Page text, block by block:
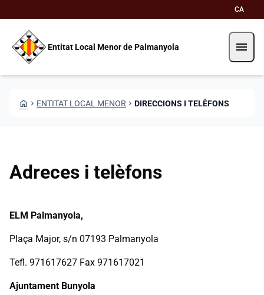
CA
Entitat Local Menor de Palmanyola menu
HOME CHEVRON_RIGHT ENTITAT LOCAL MENOR CHEVRON_RIGHT DIRECCIONS I TELÈFONS
Adreces i telèfons
ELM Palmanyola,
Plaça Major, s/n 07193 Palmanyola
Tefl. 971617627 Fax 971617021
Ajuntament Bunyola